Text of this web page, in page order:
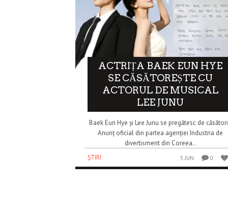
ACTRIȚA BAEK EUN HYE
SE CĂSĂTOREȘTE CU
ACTORUL DE MUSICAL
LEE JUNU
Baek Eun Hye și Lee Junu se pregătesc de
Anunț oficial din partea agenției Industria de
divertisment din Coreea..
ȘTIRI
5 JUN 0